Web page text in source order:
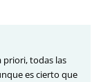
priori, todas las
es cierto que